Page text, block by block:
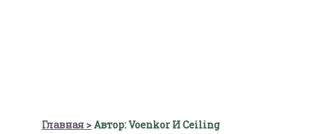
Главная Автор: Voenkor И Ceiling